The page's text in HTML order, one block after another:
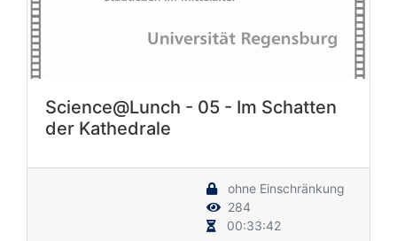
Science@Lunch - 05 - Im Schatten
der Kathedrale
ohne Einschränkung
284
00:33:42